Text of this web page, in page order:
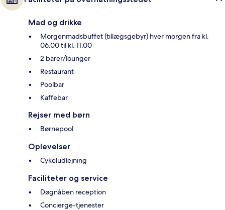
Mad og drikke
Morgenmadsbuffet (tillægsgebyr) hver morgen fra kl.
06.00 til kl. 11.00
2 barer/lounger
Restaurant
Poolbar
Kaffebar
Rejser med børn
Børnepool
Oplevelser
Cykeludlejning
Faciliteter og service
Døgnåben reception
Concierge-tjenester